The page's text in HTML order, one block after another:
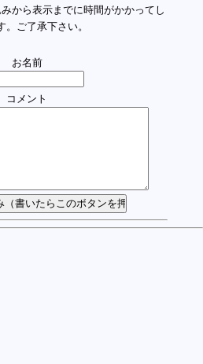
から表示までに時間がかかってし
。ご了承下さい。
お名前
コメント